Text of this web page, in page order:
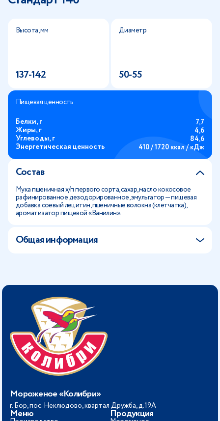
Высота, мм
137-142
Диаметр
50-55
Пищевая ценность
Белки, г 7,7
Жиры, г 4,6
Углеводы, г 84,6
Энергетическая ценность 410 / 1720 ккал / кДж
Состав
Мука пшеничная х/п первого сорта, сахар, масло кокосовое
рафинированное дезодорированное, эмульгатор — пищевая
добавка соевый лецитин, пшеничные волокна (клетчатка),
ароматизатор пищевой «Ванилин».
Общая информация
Мороженое «Колибри»
г. Бор, пос. Неклюдово, квартал Дружба, д.19А
Меню Продукция